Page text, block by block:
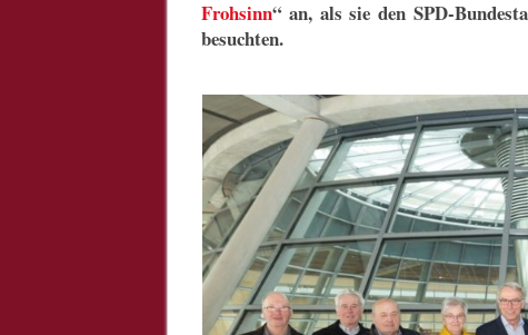
Frohsinn“ an, als sie den SPD-
besuchten.